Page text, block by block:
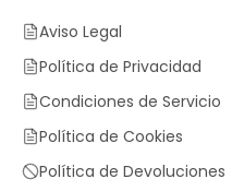
Aviso Legal
Política de Privacidad
Condiciones de Servicio
Política de Cookies
Política de Devoluciones